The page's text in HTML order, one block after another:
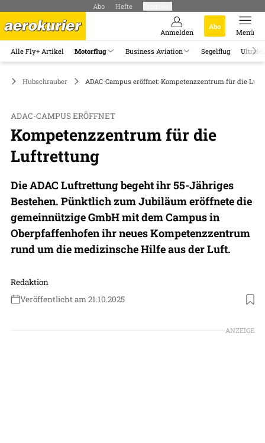
Abo Hefte
Anmelden
Abo
Menü
Alle Fly+ Artikel Motorflug Business Aviation Segelflug
Hubschrauber ADAC-Campus eröffnet: Kompetenzzentrum für die
ADAC-CAMPUS ERÖFFNET
Kompetenzzentrum für die
Luftrettung
Die ADAC Luftrettung begeht ihr 55-Jähriges
Bestehen. Pünktlich zum Jubiläum eröffnete die
gemeinnützige GmbH mit dem Campus in
Oberpfaffenhofen ihr neues Kompetenzzentrum
rund um die medizinsche Hilfe aus der Luft.
Redaktion
Veröffentlicht am 21.10.2025
Foto: Florian Schmidt
ANZEIGE